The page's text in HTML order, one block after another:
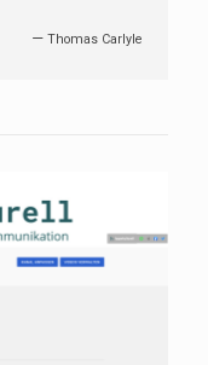
—Thomas Carlyle